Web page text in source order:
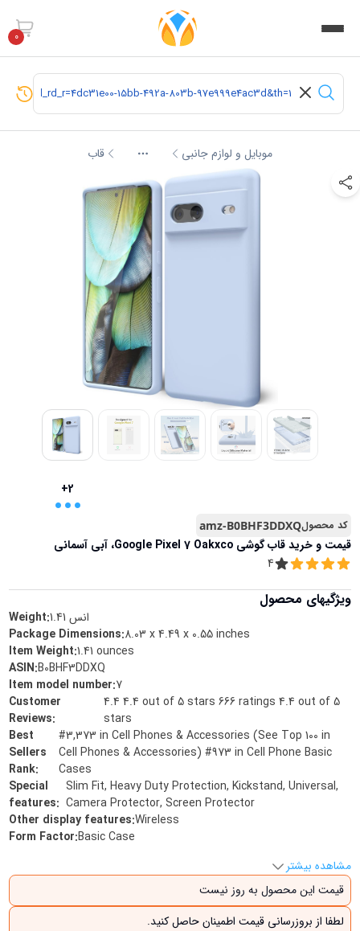
0
موبایل و لوازم جانبی More قاب
+2
...
کد محصولamz-B0BHF3DDXQ
قیمت و خریدقاب گوشی Google Pixel 7 Oakxco، آبی آسمانی
4
ویژگیهای محصول
Weight:1.41 انس
Package Dimensions:8.03 x 4.49 x 0.55 inches
Item Weight:1.41 ounces
ASIN:B0BHF3DDXQ
Item model number:7
Customer
Reviews:
4.4 4.4 out of 5 stars 666 ratings 4.4 out of 5
stars
Best
Sellers
Rank:
#3,373 in Cell Phones & Accessories (See Top 100 in
Cell Phones & Accessories) #973 in Cell Phone Basic
Cases
Special
features:
Slim Fit, Heavy Duty Protection, Kickstand, Universal,
Camera Protector, Screen Protector
Other display features:Wireless
Form Factor:Basic Case
مشاهده بیشتر
قیمت این محصول به روز نیست
لطفا از بروزرسانی قیمت اطمینان حاصل کنید.